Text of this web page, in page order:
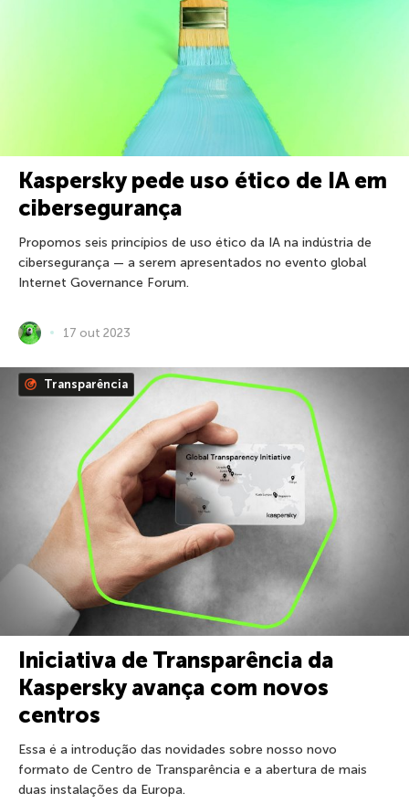
Kaspersky pede uso ético de IA em
cibersegurança
Propomos seis princípios de uso ético da IA ​​na indústria de
cibersegurança — a serem apresentados no evento global
Internet Governance Forum.
17 out 2023
Transparência
Iniciativa de Transparência da
Kaspersky avança com novos
centros
Essa é a introdução das novidades sobre nosso novo
formato de Centro de Transparência e a abertura de mais
duas instalações da Europa.